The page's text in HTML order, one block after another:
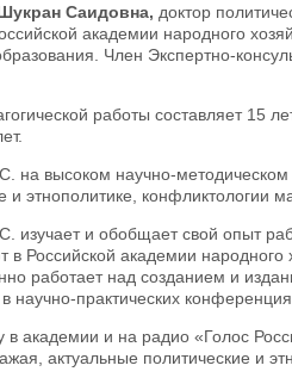
Саидовна, доктор
академии народного
Член Экспертно-
работы составляет 15
высоком научно-методическом
и этнополитике, конфликтологии
изучает и обобщает свой опыт
в Российской академии
работает над созданием и
научно-практических
академии и на радио «Голос
актуальные политические и